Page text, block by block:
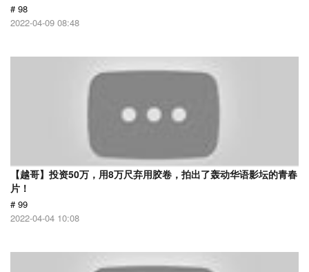
# 98
2022-04-09 08:48
【越哥】投资50万，用8万尺弃用胶卷，拍出了轰动华语影坛的青春
片！
# 99
2022-04-04 10:08